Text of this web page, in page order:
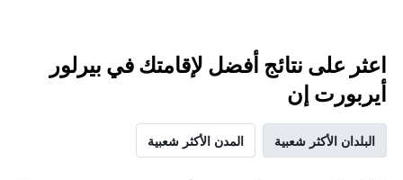
اعثر على نتائج أفضل لإقامتك في بيرلور
أيربورت إن
البلدان الأكثر شعبية المدن الأكثر شعبية